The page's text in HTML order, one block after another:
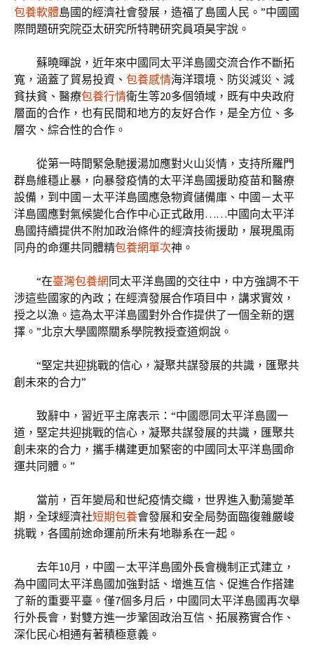
包養軟體島國的經濟社會發展，造福了島國人民。”中國國
際問題研究院亞太研究所特聘研究員項昊宇說。
蘇曉暉說，近年來中國同太平洋島國交流合作不斷拓
寬，涵蓋了貿易投資、 包養感情海洋環境、防災減災、減
貧扶貧、醫療包養行情衛生等20多個領域，既有中央政府
層面的合作，也有民間和地方的友好合作，是全方位、多
層次、綜合性的合作。
從第一時間緊急馳援湯加應對火山災情，支持所羅門
群島維穩止暴，向暴發疫情的太平洋島國援助疫苗和醫療
設備，到中國－太平洋島國應急物資儲備庫、中國－太平
洋島國應對氣候變化合作中心正式啟用……中國向太平洋
島國持續提供不附加政治條件的經濟技術援助，展現風雨
同舟的命運共同體精包養網單次神。
“在臺灣包養網 同太平洋島國的交往中，中方強調不干
涉這些國家的內政；在經濟發展合作項目中，講求實效，
授之以漁。這為太平洋島國對外合作提供了一個全新的選
擇。”北京大學國際關系學院教授查道炯說。
“堅定共迎挑戰的信心，凝聚共謀發展的共識，匯聚共
創未來的合力”
致辭中，習近平主席表示：“中國愿同太平洋島國一
道，堅定共迎挑戰的信心，凝聚共謀發展的共識，匯聚共
創未來的合力，攜手構建更加緊密的中國同太平洋島國命
運共同體。”
當前，百年變局和世紀疫情交織，世界進入動蕩變革
期，全球經濟社短期包養會發展和安全局勢面臨復雜嚴峻
挑戰，各國前途命運前所未有地聯系在一起。
去年10月，中國－太平洋島國外長會機制正式建立，
為中國同太平洋島國加強對話、增進互信、促進合作搭建
了新的重要平臺。僅7個多月后，中國同太平洋島國再次舉
行外長會，對雙方進一步鞏固政治互信、拓展務實合作、
深化民心相通有著積極意義。